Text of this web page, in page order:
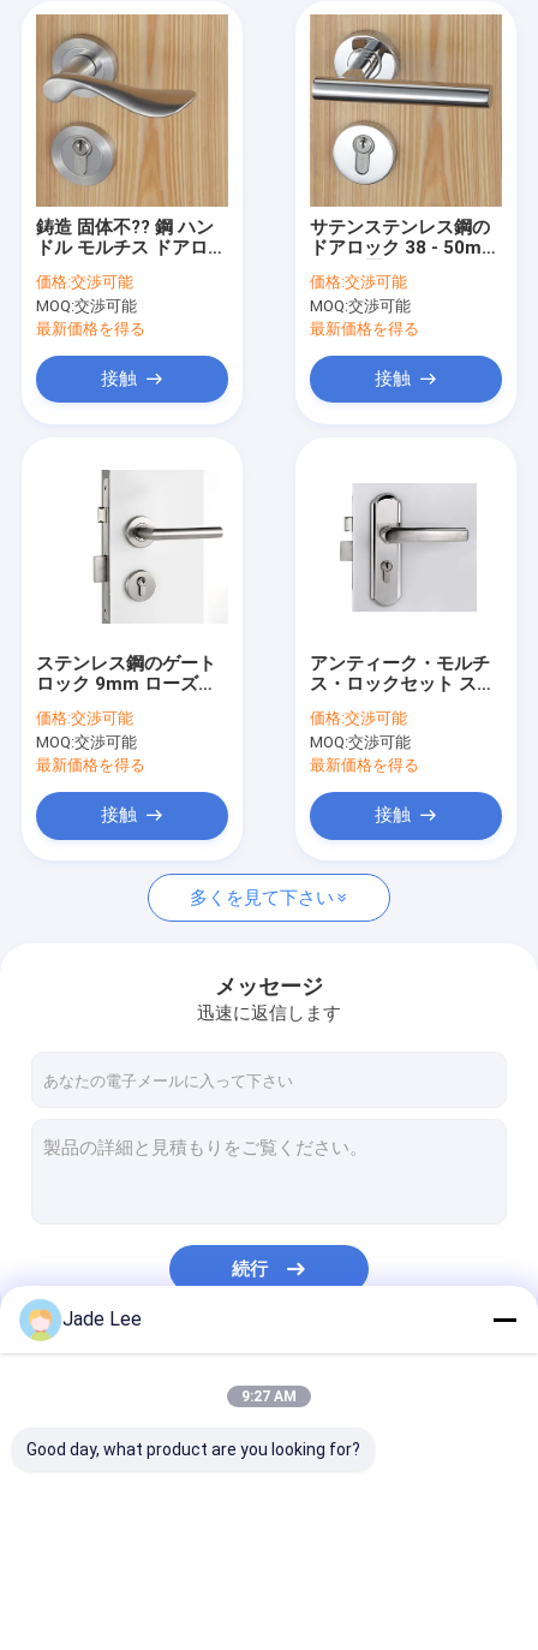
製品
わたしたち に つい て
連絡 ください
ニュース
ステンレス鋼のドアロック
出入口のhandlesets
シリンダー ドアのノブ
スマートキャビネットロック
メタルのスライドドアロック
鋳造 固体不?? 鋼 ハン
ドル モルチス ドアロッ
ンの直径
価格:交渉可能
MOQ:交渉可能
最新価格を得る
接触
サテンステンレス鋼の
ドアロック 38 - 50mm
価格:交渉可能
MOQ:交渉可能
最新価格を得る
接触
ステンレス鋼のゲート
ロック 9mm ローズハ
ードアロックセット
価格:交渉可能
MOQ:交渉可能
最新価格を得る
接触
アンティーク・モルチ
ス・ロックセット ステ
ロック 175×47mm フ
ロント・プレート
価格:交渉可能
MOQ:交渉可能
最新価格を得る
接触
多くを見て下さい
メッセージ
迅速に返信します
続行
Jade Lee
9:27 AM
Good day, what product are you looking for?